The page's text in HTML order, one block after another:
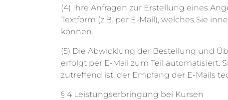
(4) Ihre Anfragen zur Erstellung eines
Textform (z.B. per E-Mail), welches Sie
können.
(5) Die Abwicklung der Bestellung und
erfolgt per E-Mail zum Teil automatisiert.
zutreffend ist, der Empfang der E-Mails
§ 4 Leistungserbringung bei Kursen